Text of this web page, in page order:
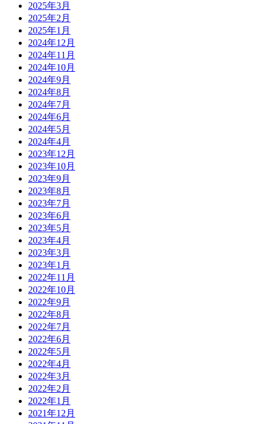
2025年3月
2025年2月
2025年1月
2024年12月
2024年11月
2024年10月
2024年9月
2024年8月
2024年7月
2024年6月
2024年5月
2024年4月
2023年12月
2023年10月
2023年9月
2023年8月
2023年7月
2023年6月
2023年5月
2023年4月
2023年3月
2023年1月
2022年11月
2022年10月
2022年9月
2022年8月
2022年7月
2022年6月
2022年5月
2022年4月
2022年3月
2022年2月
2022年1月
2021年12月